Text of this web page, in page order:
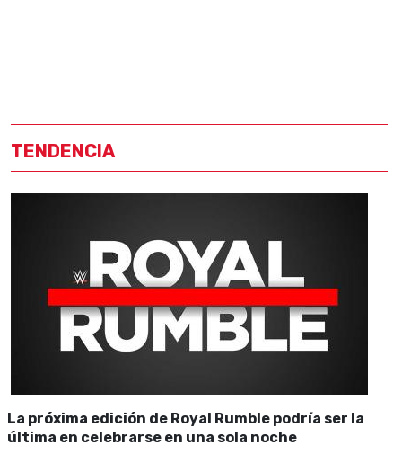
TENDENCIA
La próxima edición de Royal Rumble podría ser la
última en celebrarse en una sola noche